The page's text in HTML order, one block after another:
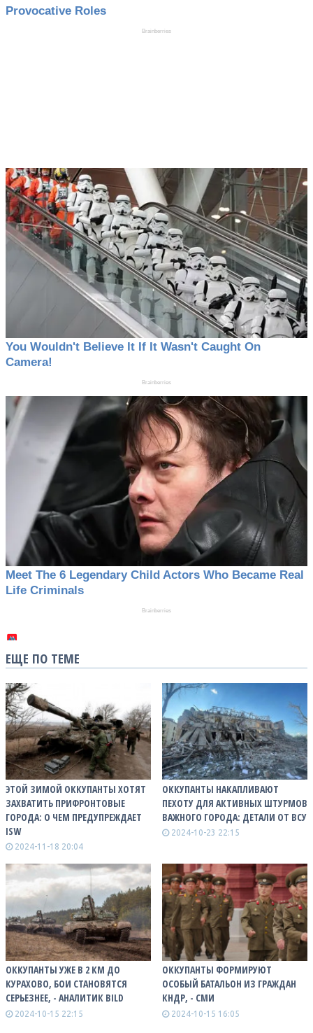
ЕЩЕ ПО ТЕМЕ
ЭТОЙ ЗИМОЙ ОККУПАНТЫ ХОТЯТ
ЗАХВАТИТЬ ПРИФРОНТОВЫЕ
ГОРОДА: О ЧЕМ ПРЕДУПРЕЖДАЕТ
ISW
2024-11-18 20:04
ОККУПАНТЫ НАКАПЛИВАЮТ
ПЕХОТУ ДЛЯ АКТИВНЫХ ШТУРМОВ
ВАЖНОГО ГОРОДА: ДЕТАЛИ ОТ ВСУ
2024-10-23 22:15
ОККУПАНТЫ УЖЕ В 2 КМ ДО
КУРАХОВО, БОИ СТАНОВЯТСЯ
СЕРЬЕЗНЕЕ, - АНАЛИТИК BILD
2024-10-15 22:15
ОККУПАНТЫ ФОРМИРУЮТ
ОСОБЫЙ БАТАЛЬОН ИЗ ГРАЖДАН
КНДР, - СМИ
2024-10-15 16:05